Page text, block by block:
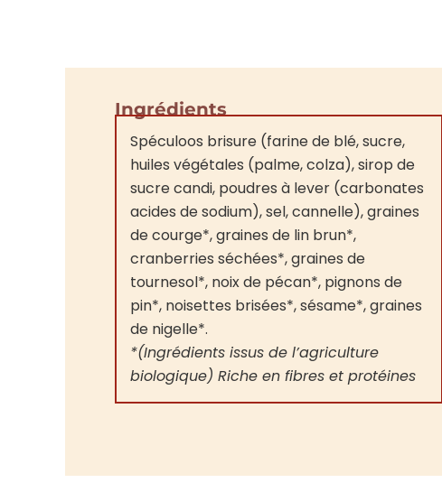
Ingrédients
Spéculoos brisure (farine de blé, sucre,
huiles végétales (palme, colza), sirop de
sucre candi, poudres à lever (carbonates
acides de sodium), sel, cannelle), graines
de courge*, graines de lin brun*,
cranberries séchées*, graines de
tournesol*, noix de pécan*, pignons de
pin*, noisettes brisées*, sésame*, graines
de nigelle*.
*(Ingrédients issus de l’agriculture
biologique) Riche en fibres et protéines